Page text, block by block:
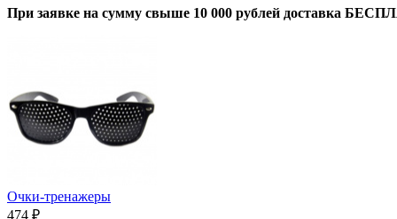
При заявке на сумму свыше 10 000 рублей доставка
Очки-тренажеры
474 ₽